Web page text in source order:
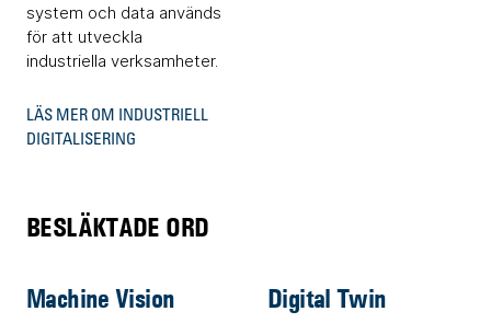
system och data används
för att utveckla
industriella verksamheter.
LÄS MER OM INDUSTRIELL
DIGITALISERING
BESLÄKTADE ORD
Machine Vision Digital Twin